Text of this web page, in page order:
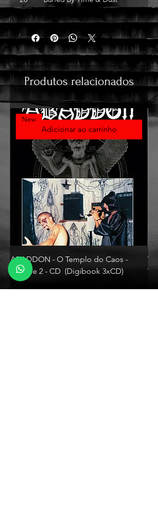
Produtos relacionados
Adicionar ao carrinho
New
ABADDON - O Templo do Caos -
Volume 2 - CD (Digibook 3xCD)
Preço